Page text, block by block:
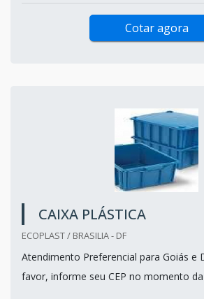
Cotar agora
CAIXA PLÁSTICA
ECOPLAST / BRASILIA - DF
Atendimento Preferencial para Goiás e
favor, informe seu CEP no momento